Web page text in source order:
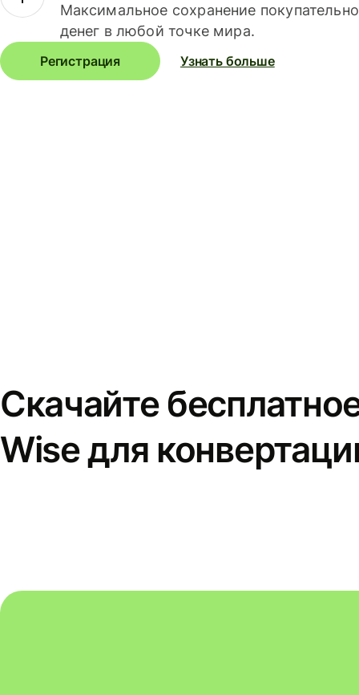
Максимальное сохранение
денег в любой точке мира.
Регистрация Узнать больше
Скачайте
Wise для